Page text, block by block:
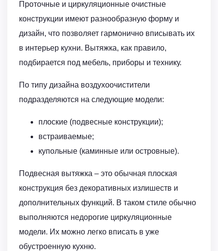
Проточные и циркуляционные очистные
конструкции имеют разнообразную форму и
дизайн, что позволяет гармонично вписывать их
в интерьер кухни. Вытяжка, как правило,
подбирается под мебель, приборы и технику.
По типу дизайна воздухоочистители
подразделяются на следующие модели:
плоские (подвесные конструкции);
встраиваемые;
купольные (каминные или островные).
Подвесная вытяжка – это обычная плоская
конструкция без декоративных излишеств и
дополнительных функций. В таком стиле обычно
выполняются недорогие циркуляционные
модели. Их можно легко вписать в уже
обустроенную кухню.